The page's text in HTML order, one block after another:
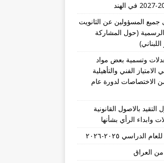
رقم 37/م/2026 الى جميع المسؤولين عن الثانويت
الرسمية (حول المشاركة
تصحيح معدلات وتسمية بعض مواد
الفني والتأهيلية
الاختصاصات لدورة عام
رقم 35/م/2026 حول التقيد بالاصول القانونية
وابداء الرأي بشأنها
٢٠٢٥-٢٠٢٦
من العراق